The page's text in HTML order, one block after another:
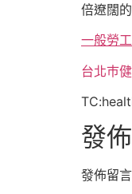
倍遼闊
一般勞
台北巿
發
發佈留